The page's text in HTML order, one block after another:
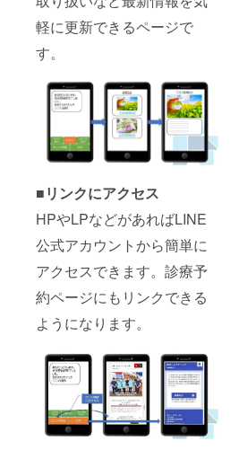
軽に更新できるページで
す。
■リンクにアクセス
HPやLPなどがあればLINE
公式アカウントから簡単に
アクセスできます。診療予
約ページにもリンクできる
ようになります。